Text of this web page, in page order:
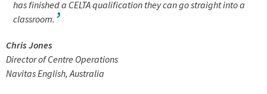
has finished a CELTA qualification they can go straight into a
classroom.
Chris Jones
Director of Centre Operations
Navitas English, Australia